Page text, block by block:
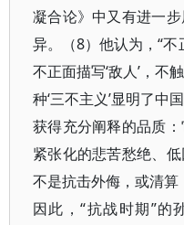
凝合论》中又有进一
异。（8）他认为，“不
不正面描写‘敌人’，不
种‘三不主义’显明了中
获得充分阐释的品质
紧张化的悲苦愁绝、
不是抗击外侮，或清算
因此，“抗战时期”的